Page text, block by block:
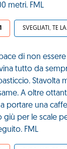
metri. FML
di non
tutto da
Stavolta
A oltre
portare una
giù per le scale
FML